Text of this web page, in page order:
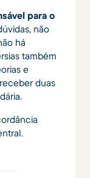
para o
não
há
também
e
duas